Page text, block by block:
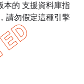
本的 支援資料庫指
請勿假定這種引擎